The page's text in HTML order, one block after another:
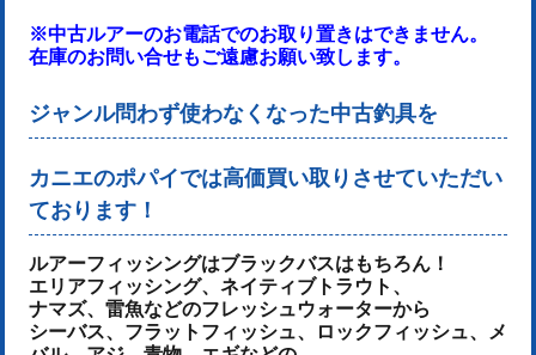
※中古ルアーのお電話でのお取り置きはできません。
在庫のお問い合せもご遠慮お願い致します。
ジャンル問わず使わなくなった中古釣具を
カニエのポパイでは高価買い取りさせていただい
ております！
ルアーフィッシングはブラックバスはもちろん！
エリアフィッシング、ネイティブトラウト、
ナマズ、雷魚などのフレッシュウォーターから
シーバス、フラットフィッシュ、ロックフィッシュ、メ